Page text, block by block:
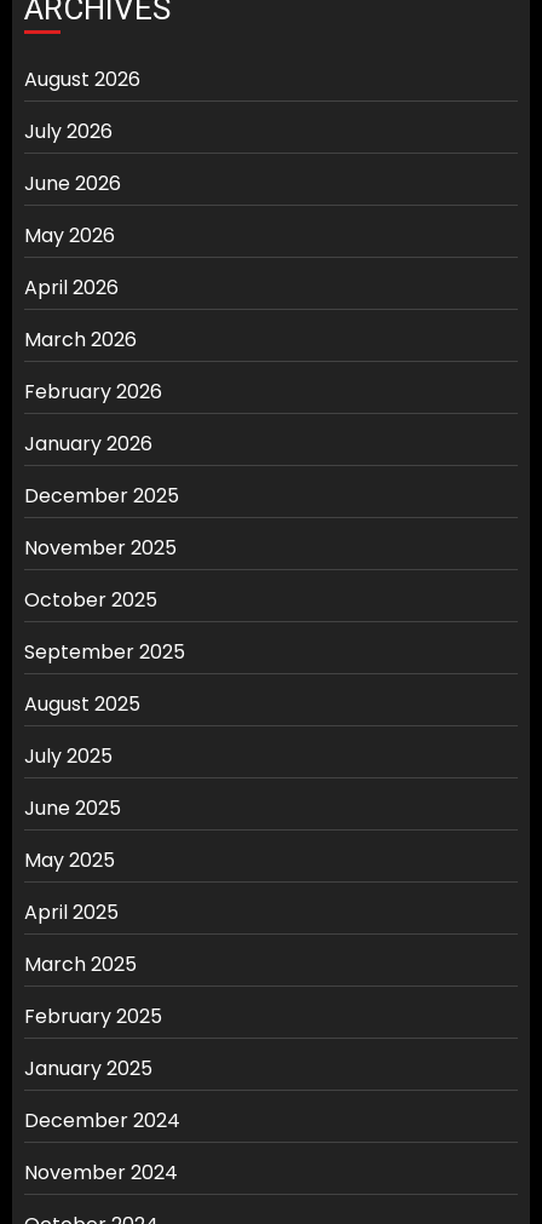
ARCHIVES
August 2026
July 2026
June 2026
May 2026
April 2026
March 2026
February 2026
January 2026
December 2025
November 2025
October 2025
September 2025
August 2025
July 2025
June 2025
May 2025
April 2025
March 2025
February 2025
January 2025
December 2024
November 2024